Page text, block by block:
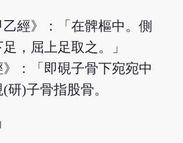
乙經》：「在髀樞中。側
，屈上足取之。」
》：「即硯子骨下宛宛中
研)子骨指股骨。